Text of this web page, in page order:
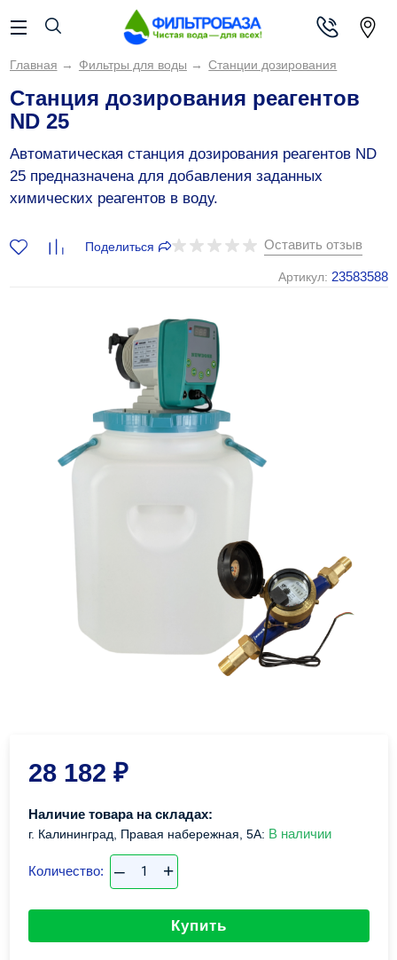
Главная → Фильтры для воды → Станции дозирования
Станция дозирования реагентов
ND 25
Автоматическая станция дозирования реагентов ND
25 предназначена для добавления заданных
химических реагентов в воду.
Оставить отзыв
Артикул: 23583588
Поделиться
28 182 ₽
Наличие товара на складах:
г. Калининград, Правая набережная, 5А: В наличии
Количество: – +
Купить